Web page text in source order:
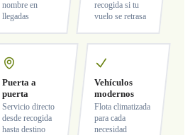
nombre en
llegadas
recogida si tu
vuelo se retrasa
Puerta a
puerta
Servicio directo
desde recogida
hasta destino
Vehículos
modernos
Flota climatizada
para cada
necesidad